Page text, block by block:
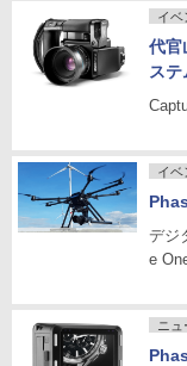
イベ
代官
ス
イベ
デジ
e
ニュ